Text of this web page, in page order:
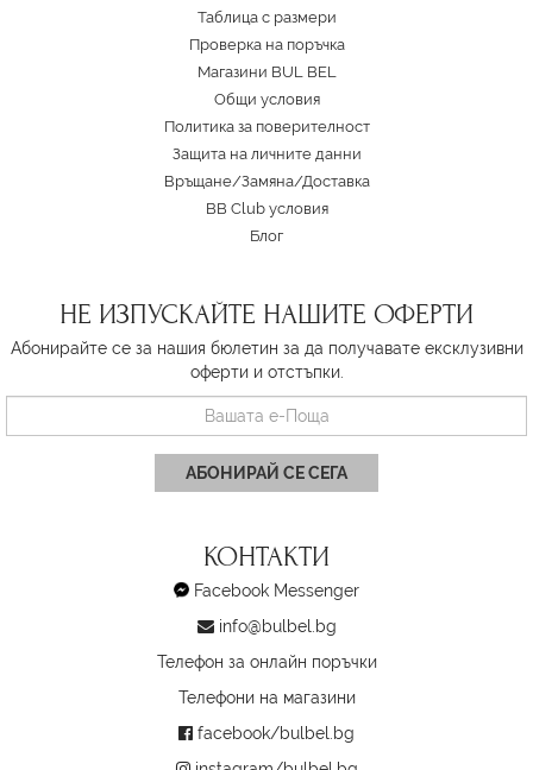
Таблица с размери
Проверка на поръчка
Магазини BUL BEL
Oбщи условия
Политика за поверителност
Защита на личните данни
Връщане/Замяна/Доставка
BB Club условия
Блог
НЕ ИЗПУСКАЙТЕ НАШИТЕ ОФЕРТИ
Абонирайте се за нашия бюлетин за да получавате ексклузивни
оферти и отстъпки.
АБОНИРАЙ СЕ СЕГА
КОНТАКТИ
Facebook Messenger
info@bulbel.bg
Телефон за онлайн поръчки
Телефони на магазини
facebook/bulbel.bg